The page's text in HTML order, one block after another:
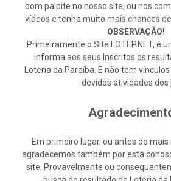
bom palpite no nosso site, ou nos
vídeos e tenha muito mais chances
OBSERVAÇÃO!
Primeiramente o Site LOTEP.NET, é
informa aos seus Inscritos os
Loteria da Paraíba. E não tem
devidas atividades dos
Em primeiro lugar, ou antes de
agradecemos também por está
site. Provavelmente ou